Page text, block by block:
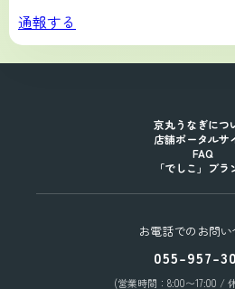
通報する
京丸うなぎにつ
店舗ポータルサ
FAQ
「でしこ」ブラ
お電話でのお問
055-957-
(営業時間：8:00〜17:00 /